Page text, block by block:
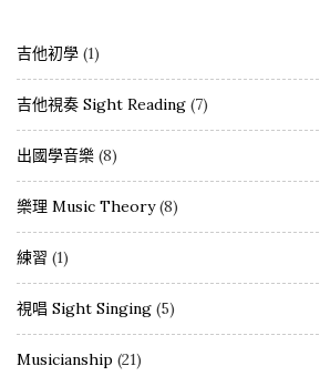
吉他初學 (1)
吉他視奏 Sight Reading (7)
出國學音樂 (8)
樂理 Music Theory(8)
練習 (1)
視唱 Sight Singing (5)
Musicianship (21)